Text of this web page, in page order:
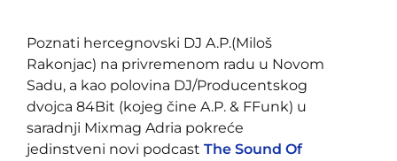
Poznati hercegnovski DJ A.P.(Miloš
Rakonjac) na privremenom radu u Novom
Sadu, a kao polovina DJ/Producentskog
dvojca 84Bit (kojeg čine A.P. & FFunk) u
saradnji Mixmag Adria pokreće
jedinstveni novi podcast The Sound Of